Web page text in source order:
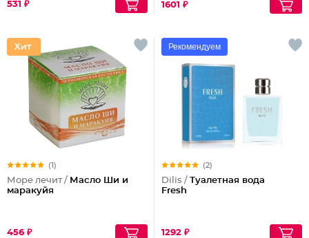
531 ₽ 1601 ₽
(1)
Море лечит / Масло Ши и
маракуйя
456 ₽
Рекомендуем
(2)
Dilis / Туалетная вода
Fresh
1292 ₽